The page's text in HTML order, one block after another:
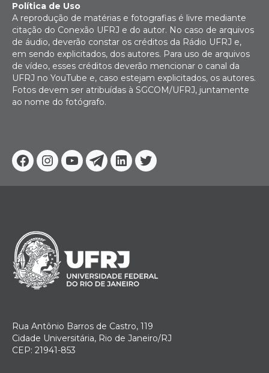
Facebook
Instagram
YoutubeTelegram
Linkedin
Twitter
Política de Uso
A reprodução de matérias e fotografias é livre mediante
citação do Conexão UFRJ e do autor. No caso de arquivos
de áudio, deverão constar os créditos da Rádio UFRJ e,
em sendo explicitados, dos autores. Para uso de arquivos
de vídeo, esses créditos deverão mencionar o canal da
UFRJ no YouTube e, caso estejam explicitados, os autores.
Fotos devem ser atribuídas à SGCOM/UFRJ, juntamente
ao nome do fotógrafo.
Rua Antônio Barros de Castro, 119
Cidade Universitária, Rio de Janeiro/RJ
CEP: 21941-853